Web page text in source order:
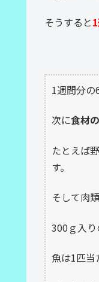
そうすると
1週間分の
次に食材
たとえば
す。
そして肉
300ｇ入り
魚は1匹当